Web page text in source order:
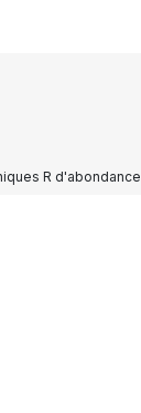
R